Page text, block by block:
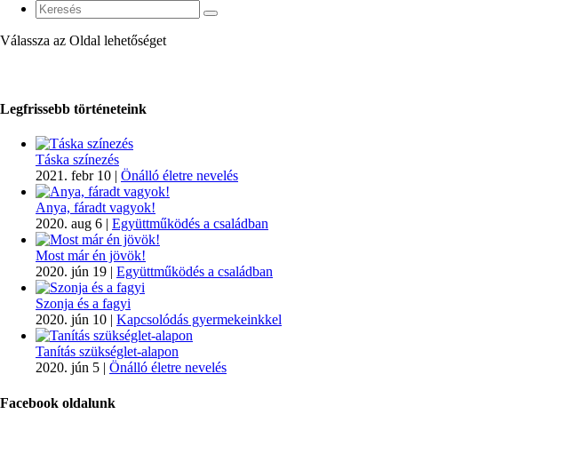
Válassza az Oldal lehetőséget
Legfrissebb történeteink
Táska színezés
2021. febr 10 | Önálló életre nevelés
Anya, fáradt vagyok!
2020. aug 6 | Együttműködés a családban
Most már én jövök!
2020. jún 19 | Együttműködés a családban
Szonja és a fagyi
2020. jún 10 | Kapcsolódás gyermekeinkkel
Tanítás szükséglet-alapon
2020. jún 5 | Önálló életre nevelés
Facebook oldalunk